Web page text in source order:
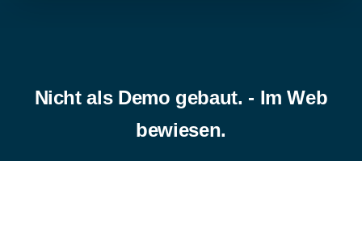
Nicht als Demo gebaut. - Im Web
bewiesen.